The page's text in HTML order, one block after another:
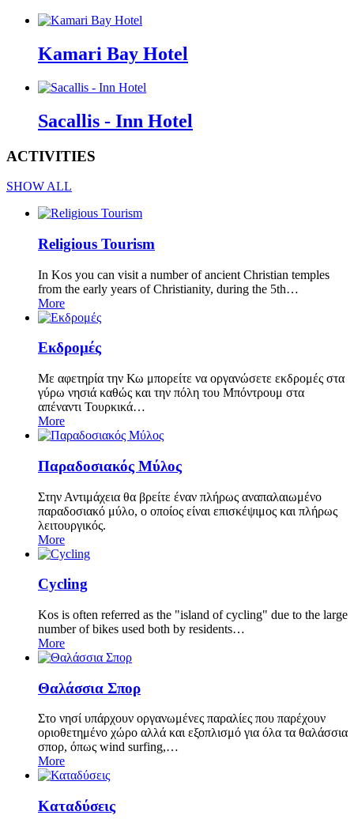
Kamari Bay Hotel
Sacallis - Inn Hotel
ACTIVITIES
SHOW ALL
Religious Tourism
In Kos you can visit a number of ancient Christian temples
from the early years of Christianity, during the 5th…
More
Εκδρομές
Με αφετηρία την Κω μπορείτε να οργανώσετε εκδρομές στα
γύρω νησιά καθώς και την πόλη του Μπόντρουμ στα
απέναντι Τουρκικά…
More
Παραδοσιακός Μύλος
Στην Αντιμάχεια θα βρείτε έναν πλήρως αναπαλαιωμένο
παραδοσιακό μύλο, ο οποίος είναι επισκέψιμος και πλήρως
λειτουργικός.
More
Cycling
Kos is often referred as the "island of cycling" due to the large
number of bikes used both by residents…
More
Θαλάσσια Σπορ
Στο νησί υπάρχουν οργανωμένες παραλίες που παρέχουν
οριοθετημένο χώρο αλλά και εξοπλισμό για όλα τα θαλάσσια
σπορ, όπως wind surfing,…
More
Καταδύσεις